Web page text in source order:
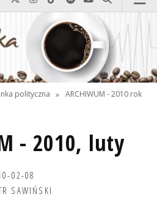
polityczna » ARCHIWUM - 2010 rok
- 2010, luty
02-08
SAWIŃSKI